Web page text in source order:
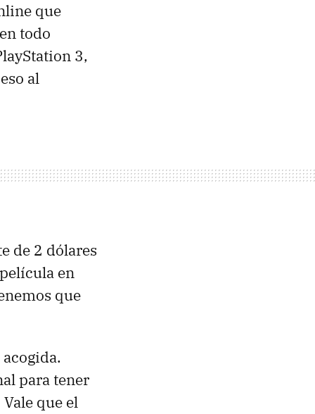
que
todo
3,
al
de 2 dólares
en
que
para tener
que el